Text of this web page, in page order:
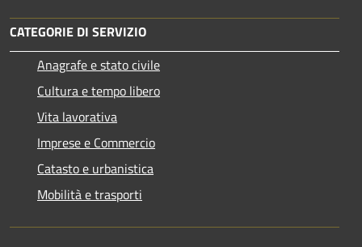
CATEGORIE DI SERVIZIO
Anagrafe e stato civile
Cultura e tempo libero
Vita lavorativa
Imprese e Commercio
Catasto e urbanistica
Mobilità e trasporti